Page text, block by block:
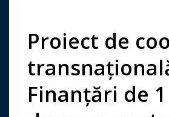
Proiect de
Finanțări de